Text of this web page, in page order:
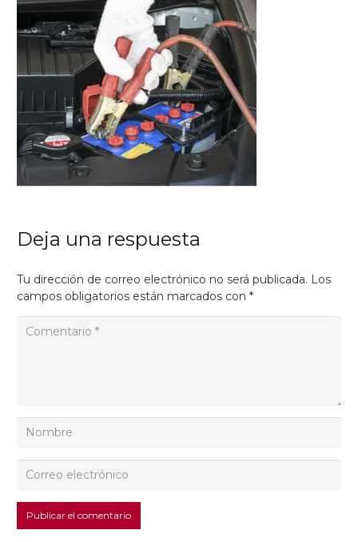
Deja una respuesta
Tu dirección de correo electrónico no será publicada. Los
campos obligatorios están marcados con *
Publicar el comentario